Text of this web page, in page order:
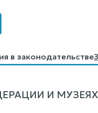
в законодательстве
И